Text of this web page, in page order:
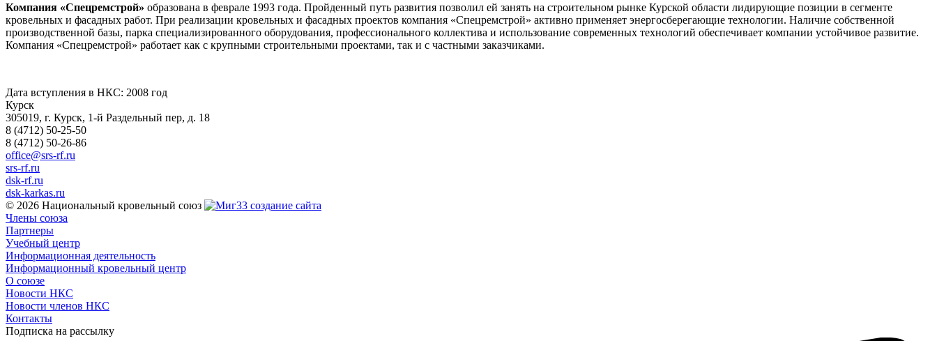
Компания «Спецремстрой» образована в феврале 1993 года. Пройденный путь развития позволил ей занять на строительном рынке Курской области лидирующие позиции в сегменте
кровельных и фасадных работ. При реализации кровельных и фасадных проектов компания «Спецремстрой» активно применяет энергосберегающие технологии. Наличие собственной
производственной базы, парка специализированного оборудования, профессионального коллектива и использование современных технологий обеспечивает компании устойчивое развитие.
Компания «Спецремстрой» работает как с крупными строительными проектами, так и с частными заказчиками.
Дата вступления в НКС: 2008 год
Курск
305019, г. Курск, 1-й Раздельный пер, д. 18
8 (4712) 50-25-50
8 (4712) 50-26-86
office@srs-rf.ru
srs-rf.ru
dsk-rf.ru
dsk-karkas.ru
© 2026 Национальный кровельный союз
создание сайта
Члены союза
Партнеры
Учебный центр
Информационная деятельность
Информационный кровельный центр
О союзе
Новости НКС
Новости членов НКС
Контакты
Подписка на рассылку